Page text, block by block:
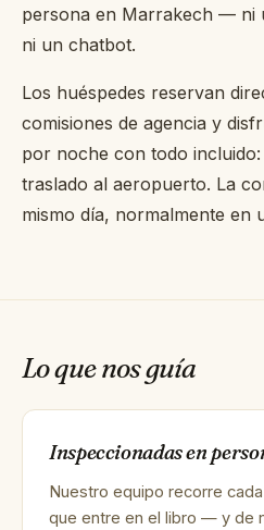
persona en Marrakech — ni
ni un chatbot.
Los huéspedes reservan
comisiones de agencia y
por noche con todo
traslado al aeropuerto. La
mismo día, normalmente en
Lo que nos guía
Inspeccionadas en
Nuestro equipo recorre
que entre en el libro — y de